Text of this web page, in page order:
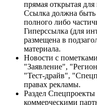
прямая открытая
Ссылка должна быть
полного либо
Гиперссылка (для
размещена в
материала.
Новости с
"Заявление",
"Тест-драйв",
правах рекламы.
Раздел Спецпроекты
коммерческими